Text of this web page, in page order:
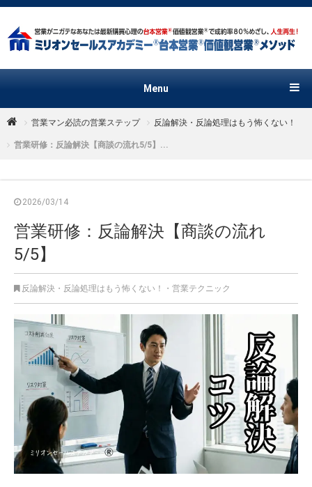
Menu
営業マン必読の営業ステップ 反論解決・反論処理はもう怖くない！
営業研修：反論解決【商談の流れ5/5】...
2026/03/14
営業研修：反論解決【商談の流れ
5/5】
反論解決・反論処理はもう怖くない！ ・ 営業テクニック